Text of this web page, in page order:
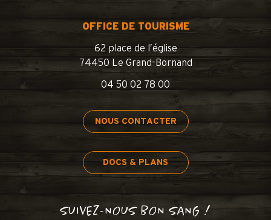
OFFICE DE TOURISME
62 place de l’église
74450 Le Grand-Bornand
04 50 02 78 00
NOUS CONTACTER
DOCS & PLANS
SUIVEZ-NOUS BON SANG !